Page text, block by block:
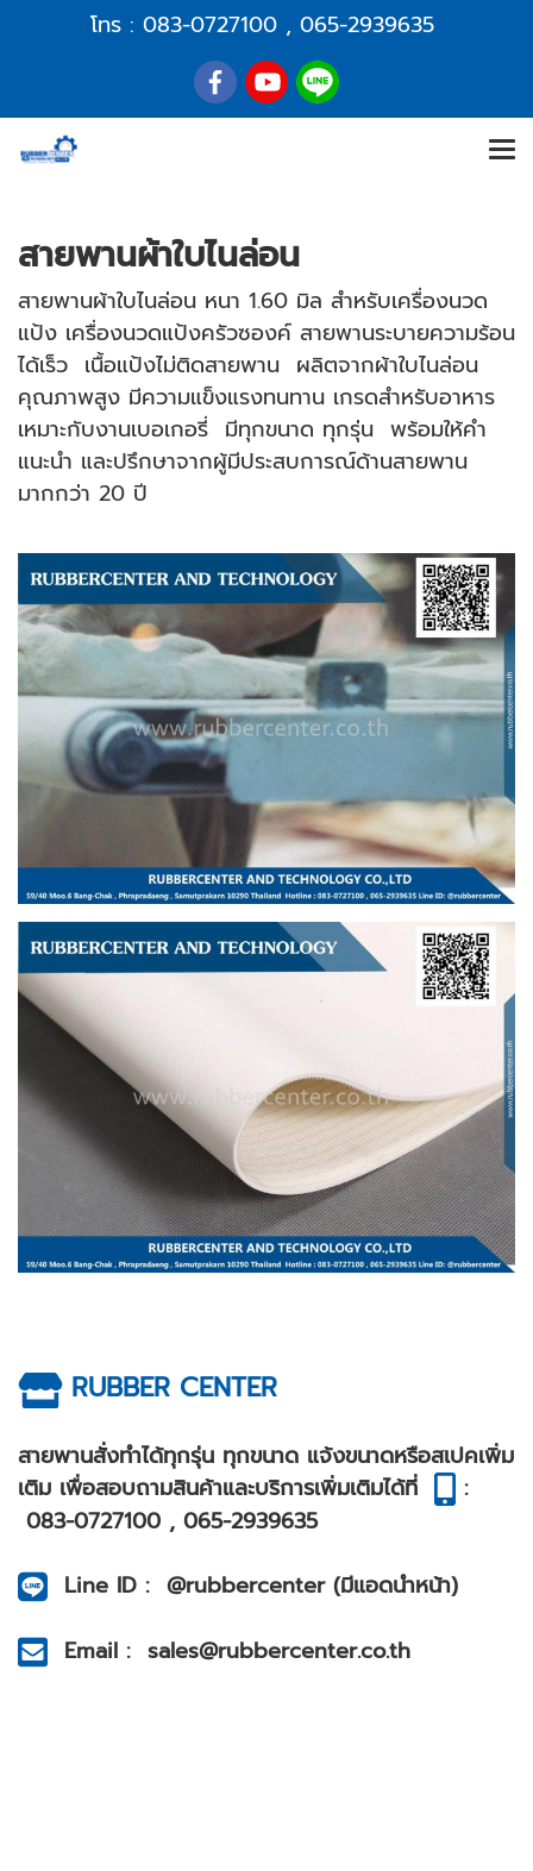
โทร : 083-0727100 , 065-2939635
สายพานผ้าใบไนล่อน
สายพานผ้าใบไนล่อน หนา 1.60 มิล สำหรับเครื่องนวด
แป้ง เครื่องนวดแป้งครัวซองค์ สายพานระบายความร้อน
ได้เร็ว เนื้อแป้งไม่ติดสายพาน ผลิตจากผ้าใบไนล่อน
คุณภาพสูง มีความแข็งแรงทนทาน เกรดสำหรับอาหาร
เหมาะกับงานเบอเกอรี่ มีทุกขนาด ทุกรุ่น พร้อมให้คำ
แนะนำ และปรึกษาจากผู้มีประสบการณ์ด้านสายพาน
มากกว่า 20 ปี
RUBBER CENTER
สายพานสั่งทำได้ทุกรุ่น ทุกขนาด แจ้งขนาดหรือสเปคเพิ่ม
เติม เพื่อสอบถามสินค้าและบริการเพิ่มเติมได้ที่
:
083-0727100 , 065-2939635
Line ID : @rubbercenter (มีแอดนำหน้า)
Email : sales@rubbercenter.co.th